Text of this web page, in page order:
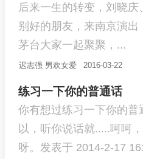
后来一生的转变，刘晓
别好的朋友，来南京演
茅台大家一起聚聚，...
迟志强 男欢女爱 2016-03-22
练习一下你的普通话
你有想过练习一下你的普
以，听你说话就.....呵呵
呀。发表于 2014-2-17